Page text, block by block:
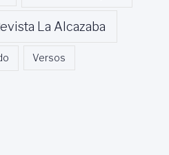
La Alcazaba
Versos